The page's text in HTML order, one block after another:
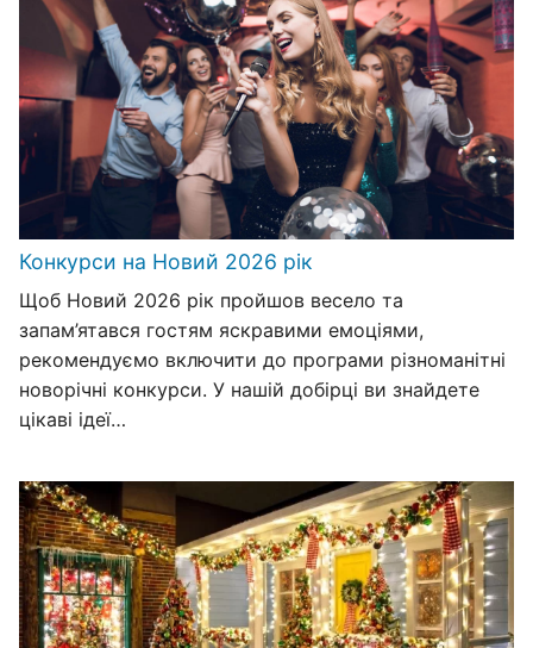
Конкурси на Новий 2026 рік
Щоб Новий 2026 рік пройшов весело та
запам’ятався гостям яскравими емоціями,
рекомендуємо включити до програми різноманітні
новорічні конкурси. У нашій добірці ви знайдете
цікаві ідеї…